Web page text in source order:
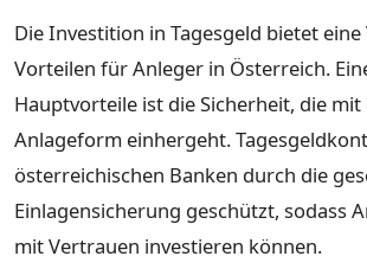
Die Investition in Tagesgeld bietet eine
Vorteilen für Anleger in Österreich.
Hauptvorteile ist die Sicherheit, die mit
Anlageform einhergeht.
österreichischen Banken durch die
Einlagensicherung geschützt, sodass
mit Vertrauen investieren können.